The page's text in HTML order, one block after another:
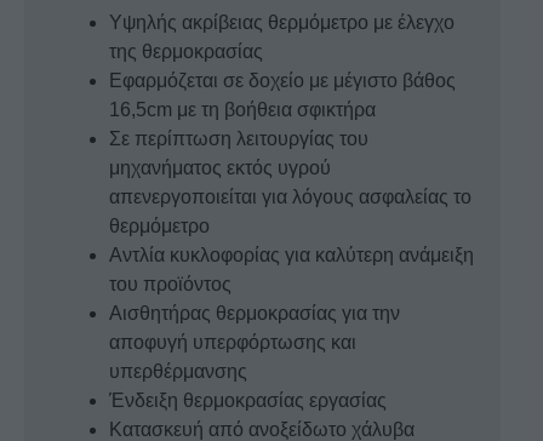
Υψηλής ακρίβειας θερμόμετρο με έλεγχο
της θερμοκρασίας
Εφαρμόζεται σε δοχείο με μέγιστο βάθος
16,5cm με τη βοήθεια σφικτήρα
Σε περίπτωση λειτουργίας του
μηχανήματος εκτός υγρού
απενεργοποιείται για λόγους ασφαλείας το
θερμόμετρο
Αντλία κυκλοφορίας για καλύτερη ανάμειξη
του προϊόντος
Αισθητήρας θερμοκρασίας για την
αποφυγή υπερφόρτωσης και
υπερθέρμανσης
Ένδειξη θερμοκρασίας εργασίας
Κατασκευή από ανοξείδωτο χάλυβα